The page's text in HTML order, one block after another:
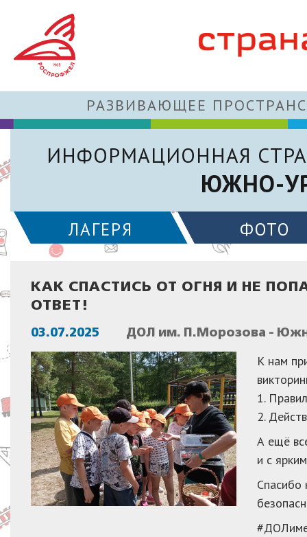
РАЗВИВАЮЩЕЕ
ИНФОРМАЦИОННАЯ
ЮЖНО-
ЛАГЕРЯ ФОТО
КАК СПАСТИСЬ ОТ ОГНЯ И НЕ
ОТВЕТ!
03.07.2025 ДОЛ им. П.Морозова -
К нам
1.
2.
А ещё
и с
Спасибо